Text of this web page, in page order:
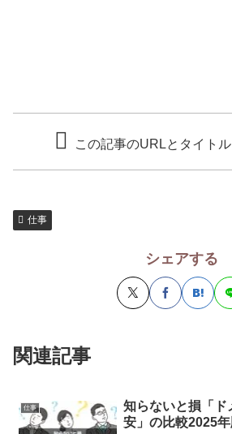
この記事のURLとタイト
仕事
シェアする
関連記事
仕事
知らないと損「ド
安」の比較2025年